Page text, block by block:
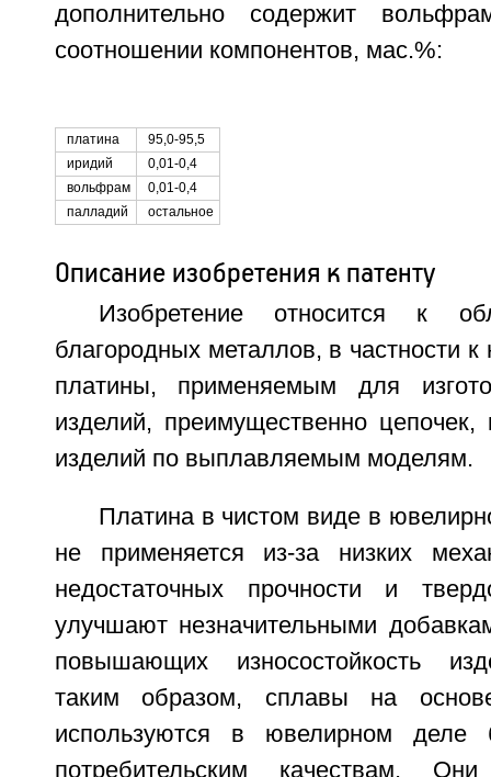
дополнительно содержит
соотношении компонентов, мас.%:
платина
95,0-95,5
иридий
0,01-0,4
вольфрам
0,01-0,4
палладий
остальное
Описание изобретения к патенту
Изобретение относится к
благородных металлов, в частности
платины, применяемым для
изделий, преимущественно
изделий по выплавляемым моделям.
Платина в чистом виде в
не применяется из-за низких
недостаточных прочности и
улучшают незначительными
повышающих износостойкость
таким образом, сплавы на
используются в ювелирном деле
потребительским качествам.